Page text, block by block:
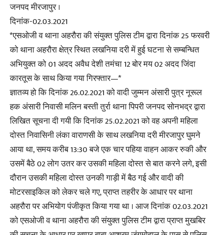
जनपद मीरजापुर ।
दिनांक-02.03.2021
*एसओजी व थाना अहरौरा की संयुक्त पुलिस टीम द्वारा दिनांक 25 फरवरी
को थाना अहरौरा क्षेत्र स्थित लखनिया दरी में हुई घटना से सम्बन्धित
अभियुक्त को 01 अदद अवैध देशी तमंचा 12 बोर मय 02 अदद जिंदा
कारतूस के साथ किया गया गिरफ्तार—*
ज्ञातव्य हो कि दिनांक 26.02.2021 को वादी जुम्मन अंसारी पुत्र नूरूल
हक अंसारी निवासी मलिन बस्ती तुर्रा थाना पिपरी जनपद सोनभद्र द्वारा
लिखित सूचना दी गयी कि दिनांक 25.02.2021 को वह अपनी महिला
दोस्त निवासिनी लंका वाराणसी के साथ लखनिया दरी मीरजापुर घुमने
आया था, समय करीब 13:30 बजे एक चार पहिया वाहन आकर रुकी और
उसमें बैठे 02 लोग उतर कर उसकी महिला दोस्त से बात करने लगे, इसी
दौरान उसकी महिला दोस्त उनकी गाड़ी में बैठ गई और वादी की
मोटरसाइकिल को लेकर चले गए, प्राप्त तहरीर के आधार पर थाना
अहरौरा पर अभियोग पंजीकृत किया गया था । आज दिनांक 02.03.2021
को एसओजी व थाना अहरौरा की संयुक्त पुलिस टीम द्वारा प्राप्त मुखबिर